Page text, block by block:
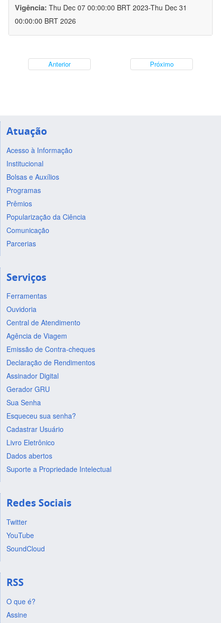
Vigência: Thu Dec 07 00:00:00 BRT 2023-Thu Dec 31
00:00:00 BRT 2026
Anterior Próximo
Atuação
Acesso à Informação
Institucional
Bolsas e Auxílios
Programas
Prêmios
Popularização da Ciência
Comunicação
Parcerias
Serviços
Ferramentas
Ouvidoria
Central de Atendimento
Agência de Viagem
Emissão de Contra-cheques
Declaração de Rendimentos
Assinador Digital
Gerador GRU
Sua Senha
Esqueceu sua senha?
Cadastrar Usuário
Livro Eletrônico
Dados abertos
Suporte a Propriedade Intelectual
Redes Sociais
Twitter
YouTube
SoundCloud
RSS
O que é?
Assine